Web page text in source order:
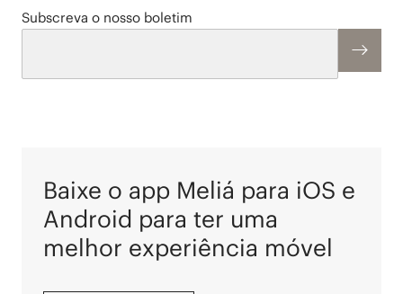
Subscreva o nosso boletim
Baixe o app Meliá para iOS e
Android para ter uma
melhor experiência móvel